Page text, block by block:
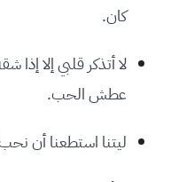
كان.
لا أتذكر قلبي إلا
عطش الحب.
ليتنا استطعنا أن نحب